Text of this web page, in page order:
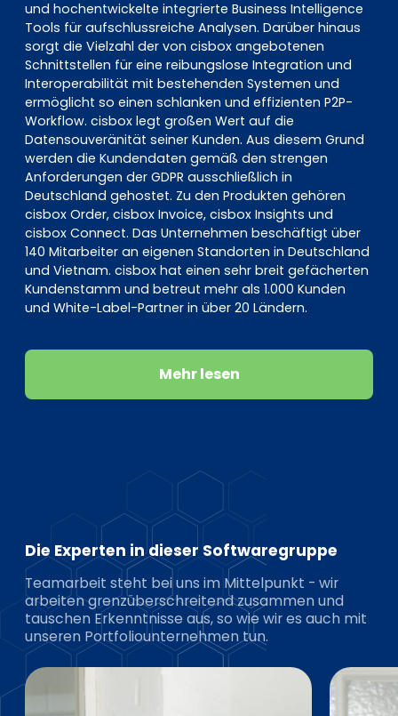
und hochentwickelte integrierte Business Intelligence
Tools für aufschlussreiche Analysen. Darüber hinaus
sorgt die Vielzahl der von cisbox angebotenen
Schnittstellen für eine reibungslose Integration und
Interoperabilität mit bestehenden Systemen und
ermöglicht so einen schlanken und effizienten P2P-
Workflow. cisbox legt großen Wert auf die
Datensouveränität seiner Kunden. Aus diesem Grund
werden die Kundendaten gemäß den strengen
Anforderungen der GDPR ausschließlich in
Deutschland gehostet. Zu den Produkten gehören
cisbox Order, cisbox Invoice, cisbox Insights und
cisbox Connect. Das Unternehmen beschäftigt über
140 Mitarbeiter an eigenen Standorten in Deutschland
und Vietnam. cisbox hat einen sehr breit gefächerten
Kundenstamm und betreut mehr als 1.000 Kunden
und White-Label-Partner in über 20 Ländern.
Mehr lesen
Die Experten in dieser Softwaregruppe
Teamarbeit steht bei uns im Mittelpunkt - wir
arbeiten grenzüberschreitend zusammen und
tauschen Erkenntnisse aus, so wie wir es auch mit
unseren Portfoliounternehmen tun.